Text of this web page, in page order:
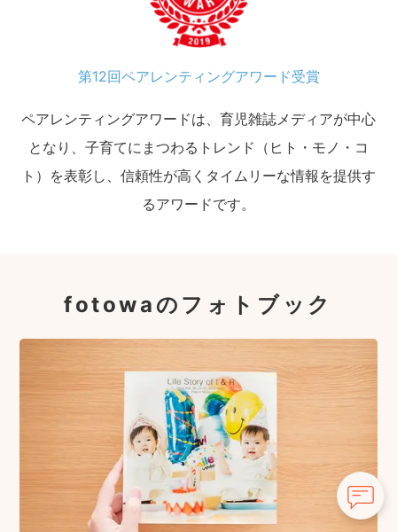
第12回ペアレンティングアワード受賞
ペアレンティングアワードは、育児雑誌メディアが中心
となり、子育てにまつわるトレンド（ヒト・モノ・コ
ト）を表彰し、信頼性が高くタイムリーな情報を提供す
るアワードです。
fotowaのフォトブック